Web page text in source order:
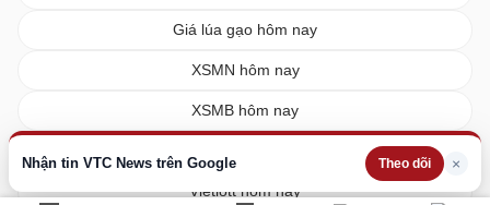
Nhận tin VTC News trên Google Theo dõi ×
Giá lúa gạo hôm nay
XSMN hôm nay
XSMB hôm nay
Vietlott hôm nay